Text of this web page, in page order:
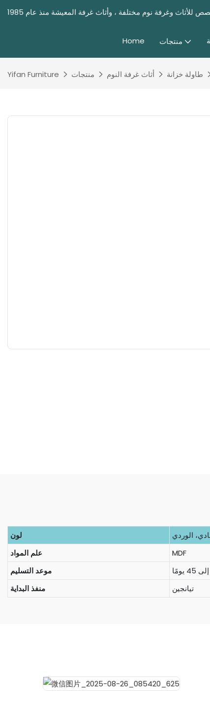
Home منتجات
Yifan Furniture منتجات أثاث غرفة النوم طاولة خزانة
لون الوردي
علم المواد
MDF
موعد التسليم
منفذ البداية
تيانجين